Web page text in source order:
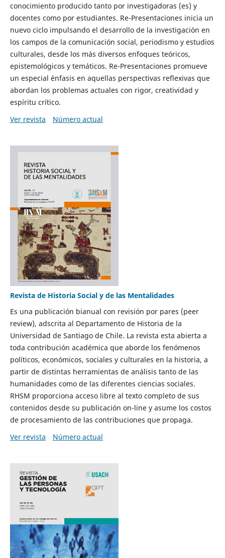
conocimiento producido tanto por investigadoras (es) y
docentes como por estudiantes. Re-Presentaciones inicia un
nuevo ciclo impulsando el desarrollo de la investigación en
los campos de la comunicación social, periodismo y estudios
culturales, desde los más diversos enfoques teóricos,
epistemológicos y temáticos. Re-Presentaciones promueve
un especial énfasis en aquellas perspectivas reflexivas que
abordan los problemas actuales con rigor, creatividad y
espíritu crítico.
Ver revista
Número actual
Revista de Historia Social y de las Mentalidades
Es una publicación bianual con revisión por pares (peer
review), adscrita al Departamento de Historia de la
Universidad de Santiago de Chile. La revista esta abierta a
toda contribución académica que aborde los fenómenos
políticos, económicos, sociales y culturales en la historia, a
partir de distintas herramientas de análisis tanto de las
humanidades como de las diferentes ciencias sociales.
RHSM proporciona acceso libre al texto completo de sus
contenidos desde su publicación on-line y asume los costos
de procesamiento de las contribuciones que propaga.
Ver revista
Número actual